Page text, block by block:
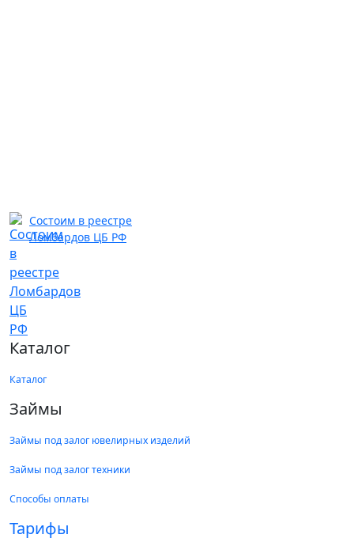
Состоим в реестре
Ломбардов ЦБ РФ
Каталог
Каталог
Займы
Займы под залог ювелирных изделий
Займы под залог техники
Способы оплаты
Тарифы